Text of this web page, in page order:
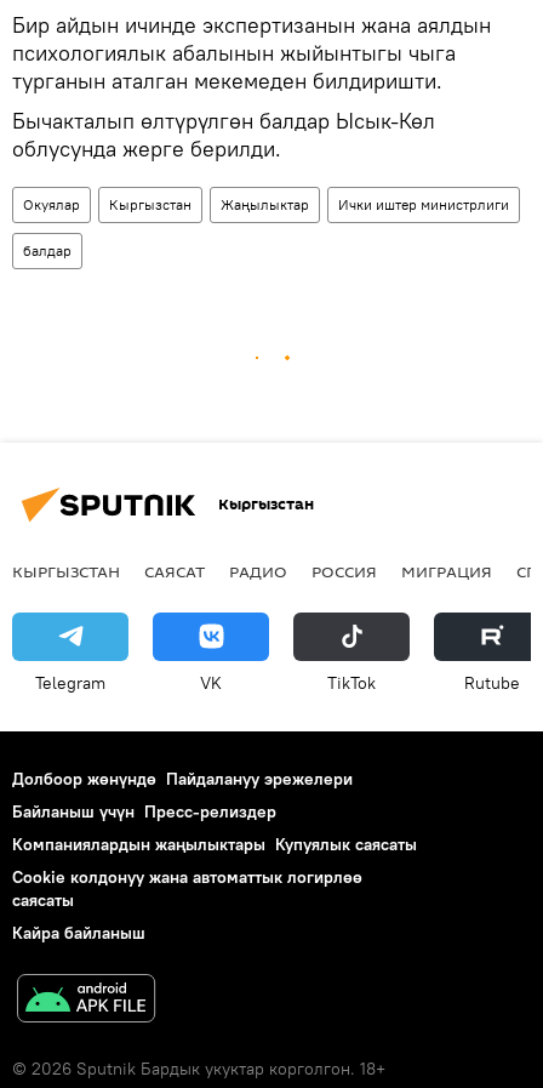
Бир айдын ичинде экспертизанын жана аялдын
психологиялык абалынын жыйынтыгы чыга
турганын аталган мекемеден билдиришти.
Бычакталып өлтүрүлгөн балдар Ысык-Көл
облусунда жерге берилди.
Окуялар Кыргызстан Жаңылыктар Ички иштер министрлиги
балдар
Кыргызстан
КЫРГЫЗСТАН САЯСАТ РАДИО РОССИЯ МИГРАЦИЯ
Telegram VK ТikТоk Rutube
Долбоор жөнүндө Пайдалануу эрежелери
Байланыш үчүн Пресс-релиздер
Компаниялардын жаңылыктары Купуялык саясаты
Cookie колдонуу жана автоматтык логирлөө
саясаты
Кайра байланыш
© 2026 Sputnik Бардык укуктар корголгон. 18+